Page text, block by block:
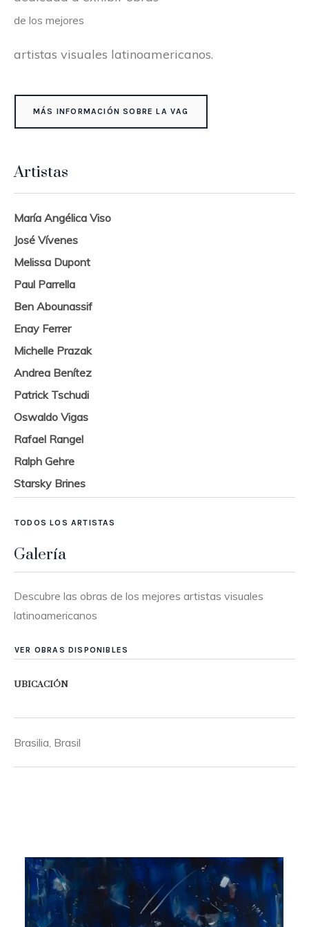
de los mejores
artistas visuales latinoamericanos.
MÁS INFORMACIÓN SOBRE LA VAG
Artistas
María Angélica Viso
José Vívenes
Melissa Dupont
Paul Parrella
Ben Abounassif
Enay Ferrer
Michelle Prazak
Andrea Benítez
Patrick Tschudi
Oswaldo Vigas
Rafael Rangel
Ralph Gehre
Starsky Brines
TODOS LOS ARTISTAS
Galería
Descubre las obras de los mejores artistas visuales
latinoamericanos
VER OBRAS DISPONIBLES
UBICACIÓN
Brasilia, Brasil